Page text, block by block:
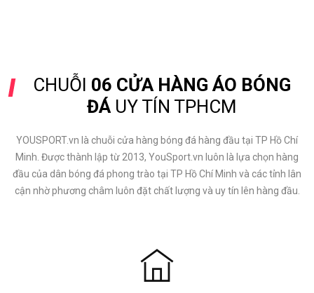
CHUỖI 06 CỬA HÀNG ÁO BÓNG
ĐÁ UY TÍN TPHCM
YOUSPORT.vn là chuỗi cửa hàng bóng đá hàng đầu tại TP Hồ Chí
Minh. Được thành lập từ 2013, YouSport.vn luôn là lựa chọn hàng
đầu của dân bóng đá phong trào tại TP Hồ Chí Minh và các tỉnh lân
cận nhờ phương châm luôn đặt chất lượng và uy tín lên hàng đầu.